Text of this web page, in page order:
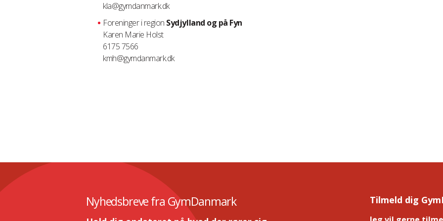
kla@gymdanmark.dk
Foreninger i region Sydjylland og på Fyn
Karen Marie Holst
6175 7566
kmh@gymdanmark.dk
Nyhedsbreve fra GymDanmark Tilmeld dig